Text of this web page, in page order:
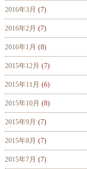
2016年3月 (7)
2016年2月 (7)
2016年1月 (8)
2015年12月 (7)
2015年11月 (6)
2015年10月 (8)
2015年9月 (7)
2015年8月 (7)
2015年7月 (7)